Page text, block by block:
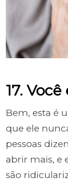
17.
Bem, esta é
que ele
pessoas
abrir mais, e
são